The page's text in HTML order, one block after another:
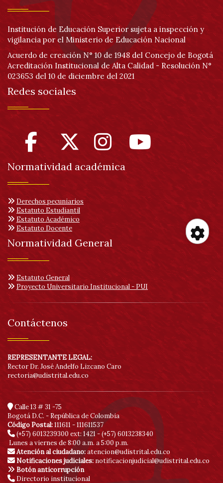
de
Institución de Educación Superior sujeta a inspección y
vigilancia por el Ministerio de Educación Nacional
Acuerdo de creación N° 10 de 1948 del Concejo de Bogotá
Acreditación Institucional de Alta Calidad - Resolución N°
023653 del 10 de diciembre del 2021
Redes sociales
Normatividad académica
Derechos pecuniarios
Estatuto Estudiantil
Estatuto Académico
Estatuto Docente
Normatividad General
Estatuto General
Proyecto Universitario Institucional - PUI
Contáctenos
REPRESENTANTE LEGAL:
Rector Dr. José Andelfo Lizcano Caro
rectoria@udistrital.edu.co
Calle 13 # 31 -75
Bogotá D.C. - República de Colombia
Código Postal:111611 - 111611537
(+57) 6013239300 ext: 1421 - (+57) 6013238340
Lunes a viernes de 8:00 a.m. a 5:00 p.m.
Atención al ciudadano:atencion@udistrital.edu.co
Notificaciones judiciales: notificacionjudicial@udistrital.edu.co
Botón anticorrupción
Directorio institucional